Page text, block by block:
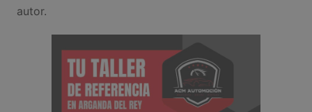
autor.